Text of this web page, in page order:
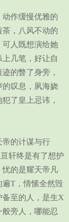
作缓慢优雅的
，八风不动的
人既想演给她
几笔，好让自
的瞥了身旁，
的叹息，夙海娆
了皇上忌讳，
的计谋与行
轩终是有了想护
忧的是耀天帝凡
T，情愫全然毁
至的人，是生X
旁人，哪能忍